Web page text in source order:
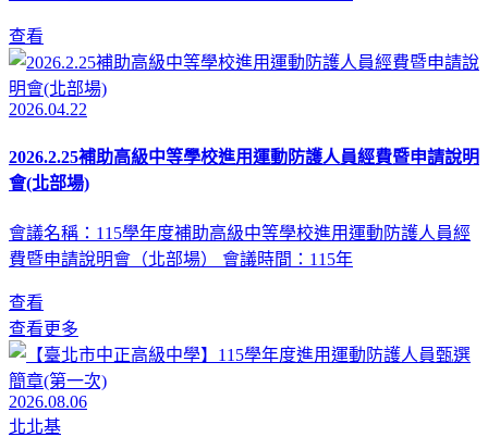
查看
2026.04.22
2026.2.25補助高級中等學校進用運動防護人員經費暨申請說明
會(北部場)
會議名稱：115學年度補助高級中等學校進用運動防護人員經
費暨申請說明會（北部場） 會議時間：115年
查看
查看更多
2026.08.06
北北基